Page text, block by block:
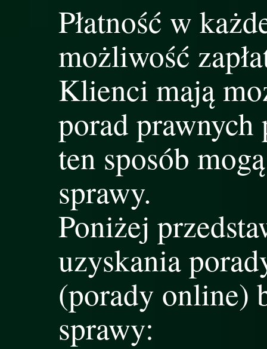
Płatność w
możliwość
Klienci mają
porad
ten sposób
sprawy.
Poniżej
uzyskania
(porady online)
sprawy: